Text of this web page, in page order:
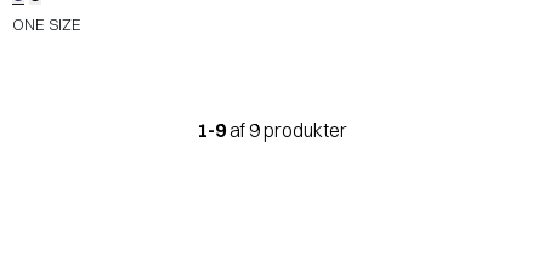
ONE SIZE
1-9 af 9 produkter